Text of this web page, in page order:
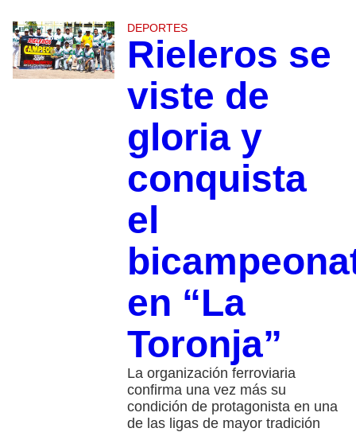
DEPORTES
Rieleros se
viste de
gloria y
conquista
el
en “La
Toronja”
La organización ferroviaria
confirma una vez más su
condición de protagonista en una
de las ligas de mayor tradición